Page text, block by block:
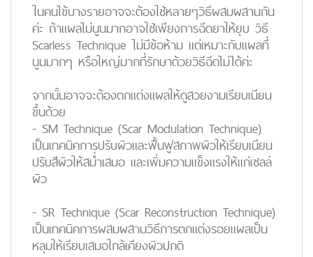
ในคนไข้บางรายอาจจะต้องใช้หลายๆวิธีผสมผสานกัน
ค่ะ ถ้าแผลไม่นูนมากอาจใช้เพียงการฉีดยาให้ยุบ วิธี
Scarless Technique ไม่มีข้อห้าม แต่เหมาะกับแผลที่
นูนมากๆ หรือใหญ่มากที่รักษาด้วยวิธีฉีดไม่ได้ค่ะ
จากนั้นอาจจะต้องตกแต่งแผลให้ดูสวยงามเรียบเนียน
ขึ้นด้วย
- SM Technique (Scar Modulation Technique)
เป็นเทคนิคการปรับผิวและฟื้นฟูสภาพผิวให้เรียบเนียน
ปรับสีผิวให้สม่ำเสมอ และเพิ่มความแข็งแรงให้แก่เซลล์
ผิว
- SR Technique (Scar Reconstruction Technique)
เป็นเทคนิคการผสมผสานวิธีการตกแต่งรอยแผลเป็น
หลุมให้เรียบเสมอใกล้เคียงผิวปกติ